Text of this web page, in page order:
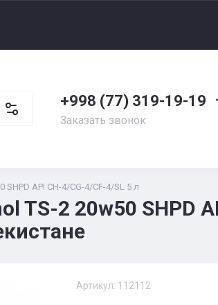
+998 (77) 319-19-19
Заказать звонок
API CH-4/CG-4/CF-4/SL 5 л
TS-2 20w50 SHPD
Артикул: 112112